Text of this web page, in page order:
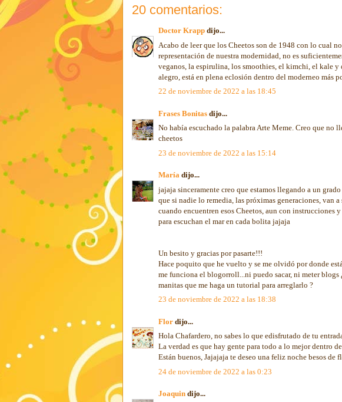
20 comentarios:
Doctor Krapp dijo...
Acabo de leer que los Cheetos son de 1948 con lo cual
representación de nuestra modernidad, no es
veganos, la espirulina, los smoothies, el kimchi, el kale y
alegro, está en plena eclosión dentro del moderneo más
22 de noviembre de 2022 a las 18:45
Frases Bonitas dijo...
No había escuchado la palabra Arte Meme. Creo que no
cheetos
23 de noviembre de 2022 a las 15:14
María dijo...
jajaja sinceramente creo que estamos llegando a un
que si nadie lo remedia, las próximas generaciones, van
cuando encuentren esos Cheetos, aun con instrucciones
para escuchan el mar en cada bolita jajaja
Un besito y gracias por pasarte!!!
Hace poquito que he vuelto y se me olvidó por donde
me funciona el blogorroll...ni puedo sacar, ni meter
manitas que me haga un tutorial para arreglarlo ?
23 de noviembre de 2022 a las 18:38
Flor dijo...
Hola Chafardero, no sabes lo que edisfrutado de tu
La verdad es que hay gente para todo a lo mejor dentro
Están buenos, Jajajaja te deseo una feliz noche besos de
24 de noviembre de 2022 a las 0:23
Joaquin dijo...